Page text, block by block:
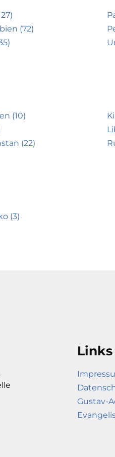
(72)
(10)
(22)
(3)
Links
Gustav-